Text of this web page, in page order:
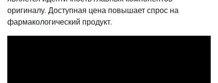
оригиналу. Доступная цена повышает спрос на
фармакологический продукт.